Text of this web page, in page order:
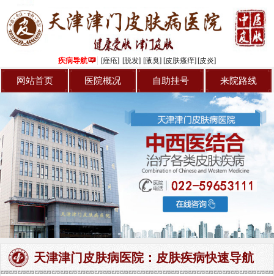
疾病导航 [痤疮] [脱发] [腋臭] [皮肤瘙痒] [皮炎]
网站首页 医院概况 自助挂号 来院路线
天津津门皮肤病医院：皮肤疾病快速导航